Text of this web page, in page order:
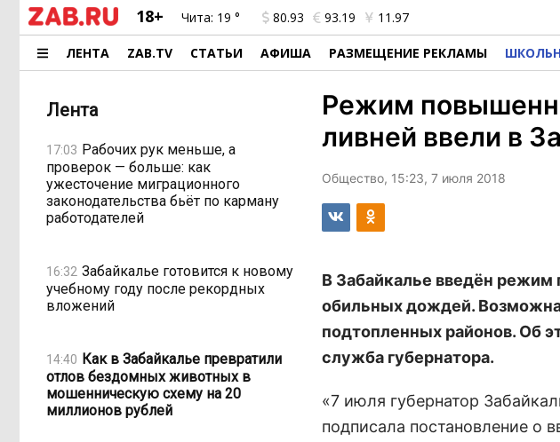
18+ Чита: 19 ° 80.93 93.19 11.97
ЛЕНТА ZAB.TV СТАТЬИ АФИША РАЗМЕЩЕНИЕ РЕКЛАМЫ
Лента
17:03 Рабочих рук меньше, а
проверок — больше: как
ужесточение миграционного
законодательства бьёт по карману
работодателей
16:32 Забайкалье готовится к новому
учебному году после рекордных
вложений
14:40 Как в Забайкалье превратили
отлов бездомных животных в
мошенническую схему на 20
миллионов рублей
Режим
ливней ввели в
Общество, 15:23, 7 июля 2018
В Забайкалье введён режим
обильных дождей. Возможна
подтопленных районов. Об
служба губернатора.
«7 июля губернатор
подписала постановление о